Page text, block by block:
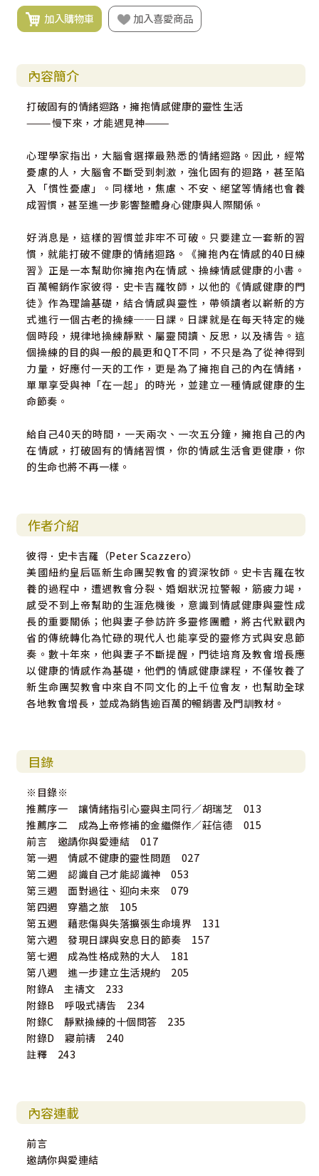
加入購物車 加入喜愛商品
內容簡介
打破固有的情緒迴路，擁抱情感健康的靈性生活
———慢下來，才能遇見神———
心理學家指出，大腦會選擇最熟悉的情緒迴路。因此，經常
憂慮的人，大腦會不斷受到刺激，強化固有的迴路，甚至陷
入「慣性憂慮」。同樣地，焦慮、不安、絕望等情緒也會養
成習慣，甚至進一步影響整體身心健康與人際關係。
好消息是，這樣的習慣並非牢不可破。只要建立一套新的習
慣，就能打破不健康的情緒迴路。《擁抱內在情感的40日練
習》正是一本幫助你擁抱內在情感、操練情感健康的小書。
百萬暢銷作家彼得．史卡吉羅牧師，以他的《情感健康的門
徒》作為理論基礎，結合情感與靈性，帶領讀者以嶄新的方
式進行一個古老的操練──日課。日課就是在每天特定的幾
個時段，規律地操練靜默、屬靈閱讀、反思，以及禱告。這
個操練的目的與一般的晨更和QT不同，不只是為了從神得到
力量，好應付一天的工作，更是為了擁抱自己的內在情緒，
單單享受與神「在一起」的時光，並建立一種情感健康的生
命節奏。
給自己40天的時間，一天兩次、一次五分鐘，擁抱自己的內
在情感，打破固有的情緒習慣，你的情感生活會更健康，你
的生命也將不再一樣。
作者介紹
彼得．史卡吉羅（Peter Scazzero）
美國紐約皇后區新生命團契教會的資深牧師。史卡吉羅在牧
養的過程中，遭遇教會分裂、婚姻狀況拉警報，筋疲力竭，
感受不到上帝幫助的生涯危機後，意識到情感健康與靈性成
長的重要關係；他與妻子參訪許多靈修團體，將古代默觀內
省的傳統轉化為忙碌的現代人也能享受的靈修方式與安息節
奏。數十年來，他與妻子不斷提醒，門徒培育及教會增長應
以健康的情感作為基礎，他們的情感健康課程，不僅牧養了
新生命團契教會中來自不同文化的上千位會友，也幫助全球
各地教會增長，並成為銷售逾百萬的暢銷書及門訓教材。
目錄
※目錄※
推薦序一 讓情緒指引心靈與主同行／胡瑞芝 013
推薦序二 成為上帝修補的金繼傑作／莊信德 015
前言 邀請你與愛連結 017
第一週 情感不健康的靈性問題 027
第二週 認識自己才能認識神 053
第三週 面對過往、迎向未來 079
第四週 穿牆之旅 105
第五週 藉悲傷與失落擴張生命境界 131
第六週 發現日課與安息日的節奏 157
第七週 成為性格成熟的大人 181
第八週 進一步建立生活規約 205
附錄A 主禱文 233
附錄B 呼吸式禱告 234
附錄C 靜默操練的十個問答 235
附錄D 寢前禱 240
註釋 243
內容連載
前言
邀請你與愛連結